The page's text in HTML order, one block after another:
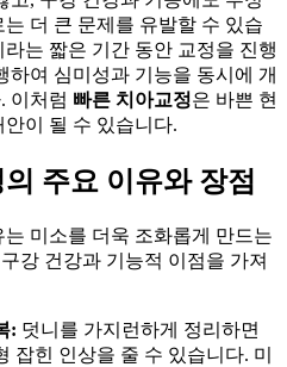
더 큰 문제를 유발할 수 있습
는 짧은 기간 동안 교정을 진행
하여 심미성과 기능을 동시에 개
이처럼 빠른 치아교정은 바쁜 현
이 될 수 있습니다.
주요 이유와 장점
미소를 더욱 조화롭게 만드는
강 건강과 기능적 이점을 가져
: 덧니를 가지런하게 정리하면
잡힌 인상을 줄 수 있습니다. 미